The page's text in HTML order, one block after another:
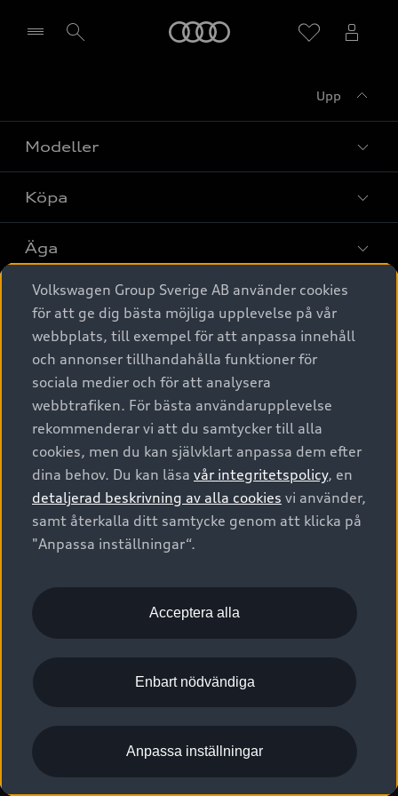
Upp
Modeller
Alla modeller
Elbilar
A6 modellerna
SUV
Avant
Audi Sport
Köpa
Privaterbjudanden
Privatleasing
Nya bilar i lager
Begagnade bilar i lager
Audi approved :plus - så gott som nya
Finansiering
Audi exclusive
Provkörning
Äga
Service & tillbehör
Audi digital services
Originaltillbehör - köp online
Garantier
Försäkring
Digitala manualer för din Audi
Audi Collection – livsstilsartiklar
Vanliga frågor
2G/3G nätet stängs ned - Hur påverkas min bil av detta?
Tjänstebil
Tjänstebil
Business lease online
Företagsleasing
Om Audi Sverige
Kontakta oss
Audi Återförsäljare/-serviceverkstad
myAudi
Pressmeddelanden
Nyhetsbrev
Vårt hållbarhetsarbete
Lediga tjänster huvudkontor
Lediga tjänster hos Audi Återförsäljare
Kommentar till mediauppgifter om dataläcka
© 2026 AUDI SVERIGE. All Rights Reserved.
Utgivare Juridiskt
Juridiskt Audi AG
Juridiskt Audi Digital Giveaway
Anpassa inställningar för cookies
Visselblåsarkanaler
Volkswagen Group Sverige AB använder cookies
för att ge dig bästa möjliga upplevelse på vår
webbplats, till exempel för att anpassa innehåll
och annonser tillhandahålla funktioner för
sociala medier och för att analysera
webbtrafiken. För bästa användarupplevelse
rekommenderar vi att du samtycker till alla
cookies, men du kan självklart anpassa dem efter
dina behov. Du kan läsa vår integritetspolicy, en
detaljerad beskrivning av alla cookies vi använder,
samt återkalla ditt samtycke genom att klicka på
"Anpassa inställningar“.
Acceptera alla
Enbart nödvändiga
Anpassa inställningar